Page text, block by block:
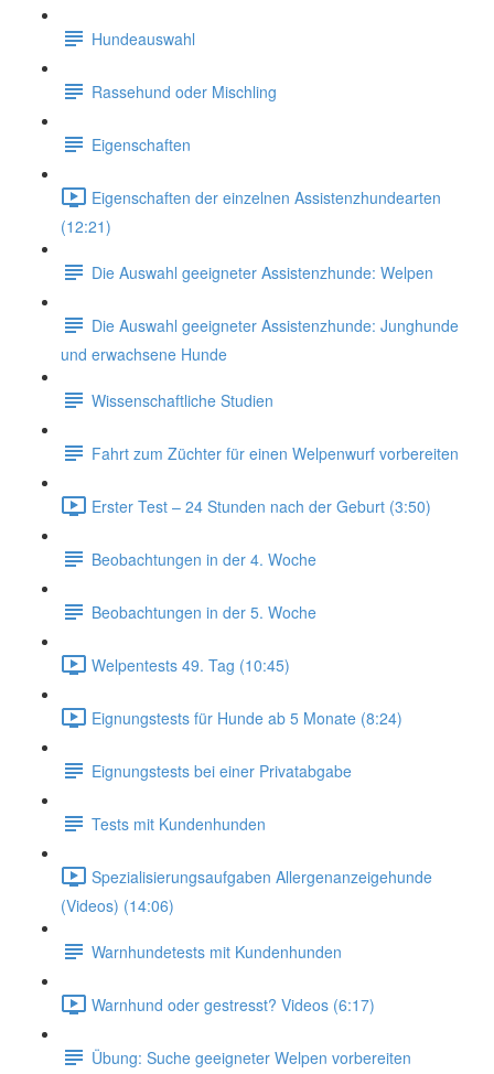
Hundeauswahl
Rassehund oder Mischling
Eigenschaften
Eigenschaften der einzelnen Assistenzhundearten
(12:21)
Die Auswahl geeigneter Assistenzhunde: Welpen
Die Auswahl geeigneter Assistenzhunde: Junghunde
und erwachsene Hunde
Wissenschaftliche Studien
Fahrt zum Züchter für einen Welpenwurf vorbereiten
Erster Test – 24 Stunden nach der Geburt (3:50)
Beobachtungen in der 4. Woche
Beobachtungen in der 5. Woche
Welpentests 49. Tag (10:45)
Eignungstests für Hunde ab 5 Monate (8:24)
Eignungstests bei einer Privatabgabe
Tests mit Kundenhunden
Spezialisierungsaufgaben Allergenanzeigehunde
(Videos) (14:06)
Warnhundetests mit Kundenhunden
Warnhund oder gestresst? Videos (6:17)
Übung: Suche geeigneter Welpen vorbereiten